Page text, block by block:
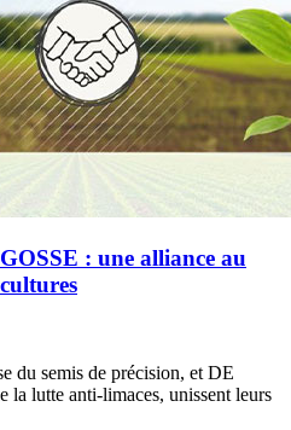
: une alliance au
du semis de précision, et DE
la lutte anti-limaces, unissent leurs